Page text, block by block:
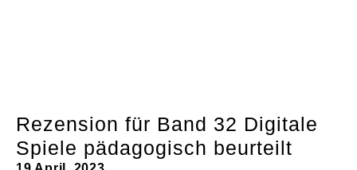
Rezension für Band 32 Digitale
Spiele pädagogisch beurteilt